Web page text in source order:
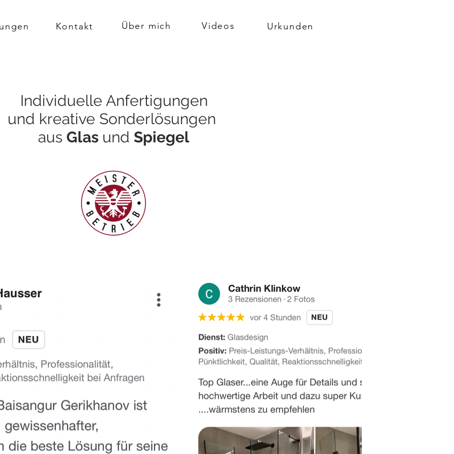
Kontakt Über mich Videos Urkunden
Individuelle Anfertigungen
und kreative Sonderlösungen
aus Glas und Spiegel